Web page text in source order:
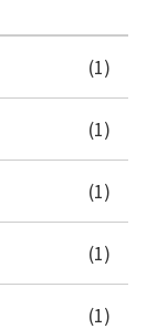
(1)
(1)
(1)
(1)
(1)